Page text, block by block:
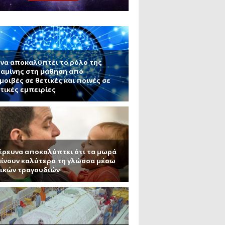
και πυριτένιο (Μέρος
ΜΙΤ)
ΑΠΘ)
αποκαλύπτει το ρόλο της
στη μάθηση από
σε θετικές και ποινές σε
εμπειρίες
αποκαλύπτει ότι τα μωρά
καλύτερα τη γλώσσα μέσω
τραγουδιών